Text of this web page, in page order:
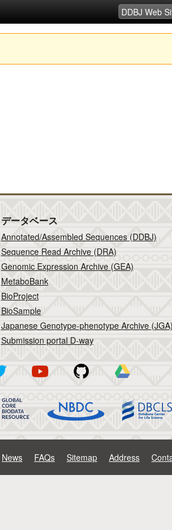
データベース
Annotated/Assembled Sequences (DDBJ)
Sequence Read Archive (DRA)
Genomic Expression Archive (GEA)
MetaboBank
BioProject
BioSample
Japanese Genotype-phenotype Archive
Submission portal D-way
News FAQs Sitemap Address